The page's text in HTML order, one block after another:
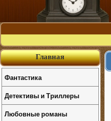
Главная
Фантастика
Детективы и Триллеры
Любовные романы